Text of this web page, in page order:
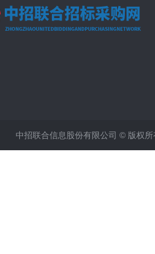
中招联合信息股份有限公司 © 版权